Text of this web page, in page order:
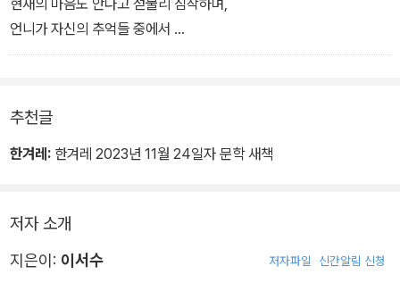
나를 사랑하면서 상대도 사랑하는 법을 몰라.
그래도 나는 이별 하나는 잘해.
현재의 마음도 안다고 섣불리 짐작하며,
언니가 자신의 추억들 중에서
무얼 잊고 기억해야 하는지 선별해주는 폭군인지도.
정작 언니가 나를 어떻게 생각할지
나는 까맣게 모를 수밖에 없는데,
잘 살아가고 있는 척은.
어른인 척은.
추천글
한겨레: 한겨레 2023년 11월 24일자 문학 새책
저자 소개
지은이: 이서수 저자파일 신간알림 신청